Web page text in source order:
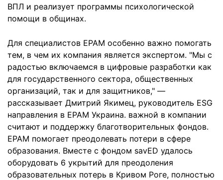
ВПЛ и реализует программы психологической
помощи в общинах.
Для специалистов EPAM особенно важно помогать
тем, в чем их компания является экспертом. "Мы с
радостью включаемся в цифровые разработки как
для государственного сектора, общественных
организаций, так и для защитников," —
рассказывает Дмитрий Якимец, руководитель ESG
направления в EPAM Украина. важной в компании
считают и поддержку благотворительных фондов.
EPAM помогает преодолевать потери в сфере
образования. Вместе с фондом savED удалось
оборудовать 6 укрытий для преодоления
образовательных потерь в Кривом Роге, полностью